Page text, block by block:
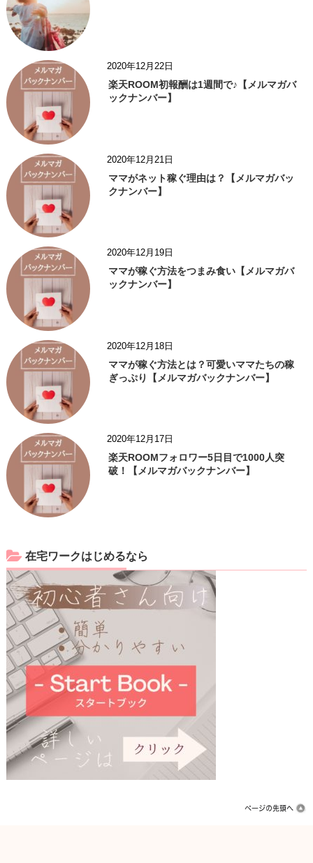
2020年12月22日
楽天ROOM初報酬は1週間で♪【メルマガバ
ックナンバー】
2020年12月21日
ママがネット稼ぐ理由は？【メルマガバッ
クナンバー】
2020年12月19日
ママが稼ぐ方法をつまみ食い【メルマガバ
ックナンバー】
2020年12月18日
ママが稼ぐ方法とは？可愛いママたちの稼
ぎっぷり【メルマガバックナンバー】
2020年12月17日
楽天ROOMフォロワー5日目で1000人突
破！【メルマガバックナンバー】
在宅ワークはじめるなら